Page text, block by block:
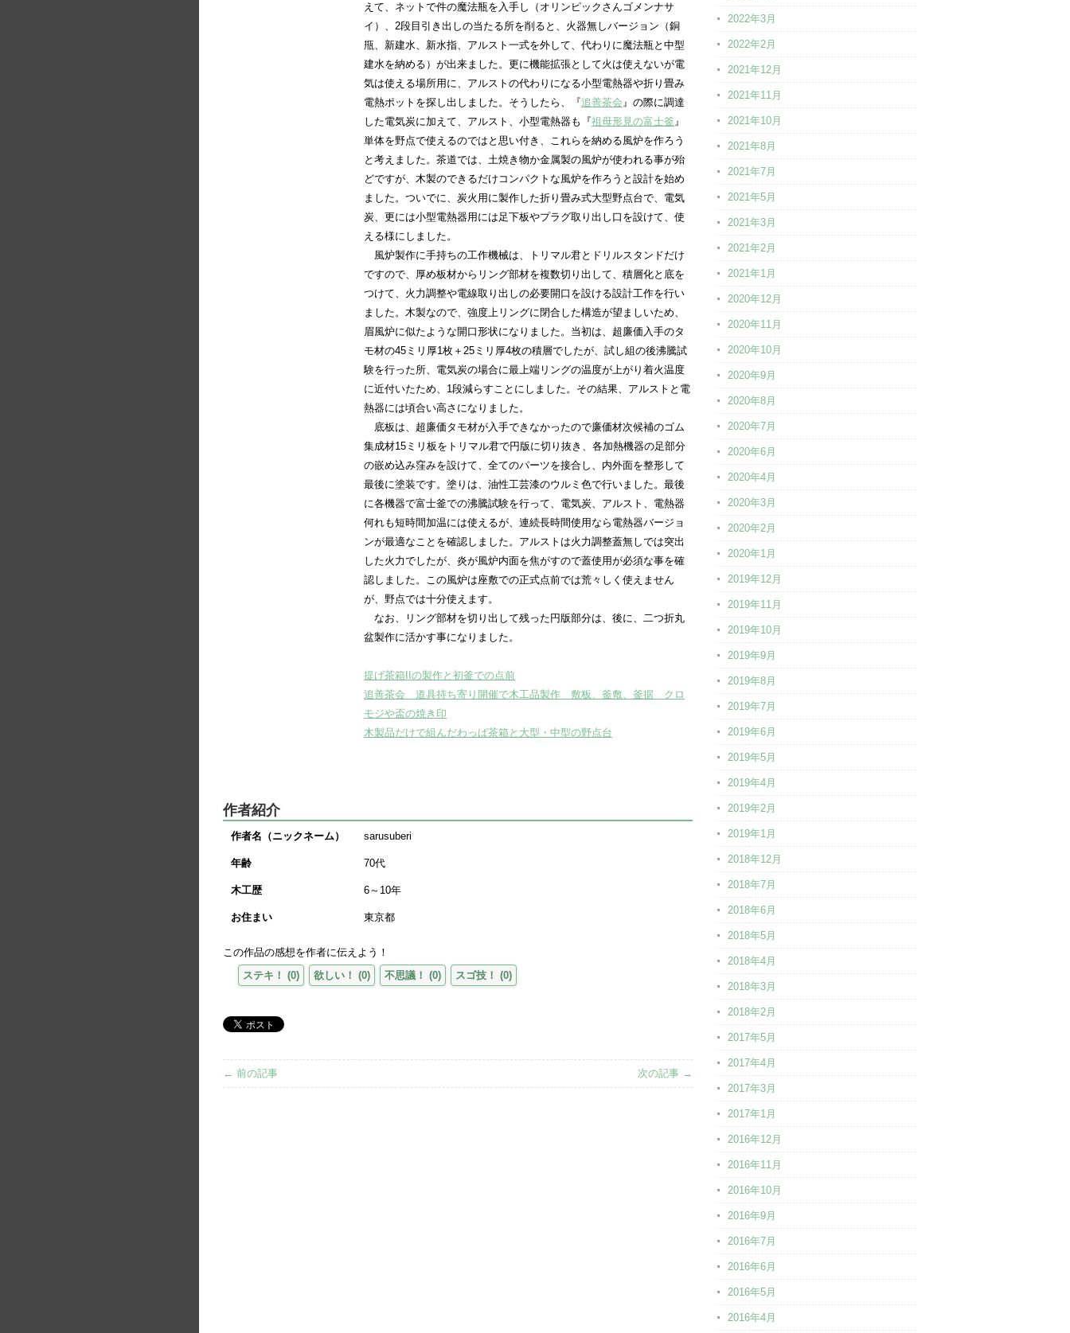
えて、ネットで件の魔法瓶を入手し（オリンピックさんゴメンナサ
イ）、2段目引き出しの当たる所を削ると、火器無しバージョン（銅
甁、新建水、新水指、アルスト一式を外して、代わりに魔法瓶と中型
建水を納める）が出来ました。更に機能拡張として火は使えないが電
気は使える場所用に、アルストの代わりになる小型電熱器や折り畳み
電熱ポットを探し出しました。そうしたら、『追善茶会』の際に調達
した電気炭に加えて、アルスト、小型電熱器も『祖母形見の富士釜』
単体を野点で使えるのではと思い付き、これらを納める風炉を作ろう
と考えました。茶道では、土焼き物か金属製の風炉が使われる事が殆
どですが、木製のできるだけコンパクトな風炉を作ろうと設計を始め
ました。ついでに、炭火用に製作した折り畳み式大型野点台で、電気
炭、更には小型電熱器用には足下板やプラグ取り出し口を設けて、使
える様にしました。
風炉製作に手持ちの工作機械は、トリマル君とドリルスタンドだけ
ですので、厚め板材からリング部材を複数切り出して、積層化と底を
つけて、火力調整や電線取り出しの必要開口を設ける設計工作を行い
ました。木製なので、強度上リングに閉合した構造が望ましいため、
眉風炉に似たような開口形状になりました。当初は、超廉価入手のタ
モ材の45ミリ厚1枚＋25ミリ厚4枚の積層でしたが、試し組の後沸騰試
験を行った所、電気炭の場合に最上端リングの温度が上がり着火温度
に近付いたため、1段減らすことにしました。その結果、アルストと電
熱器には頃合い高さになりました。
底板は、超廉価タモ材が入手できなかったので廉価材次候補のゴム
集成材15ミリ板をトリマル君で円版に切り抜き、各加熱機器の足部分
の嵌め込み窪みを設けて、全てのパーツを接合し、内外面を整形して
最後に塗装です。塗りは、油性工芸漆のウルミ色で行いました。最後
に各機器で富士釜での沸騰試験を行って、電気炭、アルスト、電熱器
何れも短時間加温には使えるが、連続長時間使用なら電熱器バージョ
ンが最適なことを確認しました。アルストは火力調整蓋無しでは突出
した火力でしたが、炎が風炉内面を焦がすので蓋使用が必須な事を確
認しました。この風炉は座敷での正式点前では荒々しく使えません
が、野点では十分使えます。
なお、リング部材を切り出して残った円版部分は、後に、二つ折丸
盆製作に活かす事になりました。
提げ茶箱IIの製作と初釜での点前
追善茶会 道具持ち寄り開催で木工品製作 敷板、釜敷、釜据 クロ
モジや盃の焼き印
木製品だけで組んだわっぱ茶箱と大型・中型の野点台
作者紹介
作者名（ニックネーム） sarusuberi
年齢 70代
木工歴 6～10年
お住まい 東京都
この作品の感想を作者に伝えよう！
ステキ！ (0) 欲しい！ (0) 不思議！ (0) スゴ技！ (0)
← 前の記事 次の記事 →
2022年3月
2022年2月
2021年12月
2021年11月
2021年10月
2021年8月
2021年7月
2021年5月
2021年3月
2021年2月
2021年1月
2020年12月
2020年11月
2020年10月
2020年9月
2020年8月
2020年7月
2020年6月
2020年4月
2020年3月
2020年2月
2020年1月
2019年12月
2019年11月
2019年10月
2019年9月
2019年8月
2019年7月
2019年6月
2019年5月
2019年4月
2019年2月
2019年1月
2018年12月
2018年7月
2018年6月
2018年5月
2018年4月
2018年3月
2018年2月
2017年5月
2017年4月
2017年3月
2017年1月
2016年12月
2016年11月
2016年10月
2016年9月
2016年7月
2016年6月
2016年5月
2016年4月